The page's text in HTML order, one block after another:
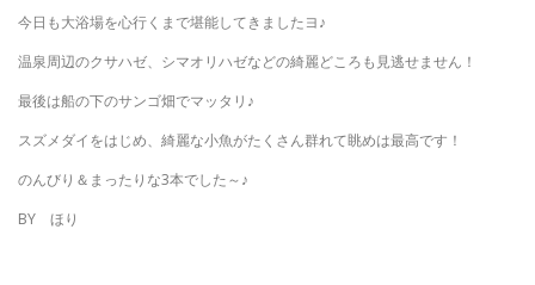
今日も大浴場を心行くまで堪能してきましたヨ♪
温泉周辺のクサハゼ、シマオリハゼなどの綺麗どころも見逃せません！
最後は船の下のサンゴ畑でマッタリ♪
スズメダイをはじめ、綺麗な小魚がたくさん群れて眺めは最高です！
のんびり＆まったりな3本でした～♪
BY ほり